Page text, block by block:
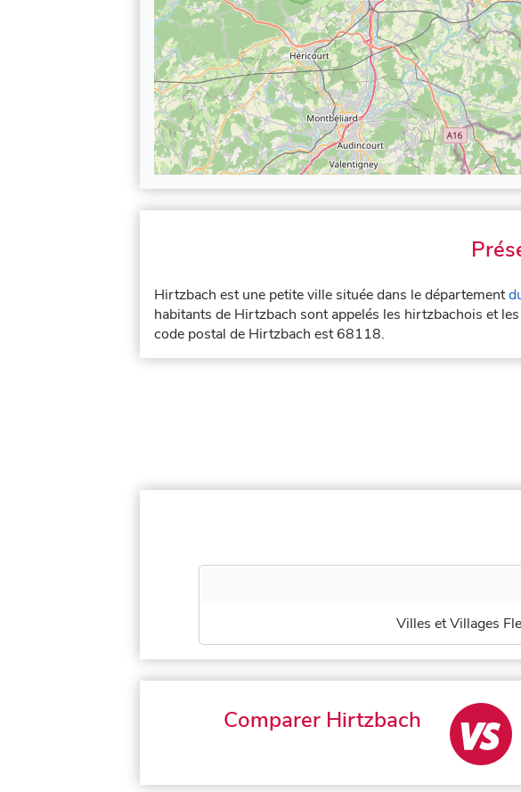
Hirtzbach est une petite ville située dans le département
habitants de Hirtzbach sont appelés les hirtzbachois et
code postal de Hirtzbach est 68118.
Villes et Villages
Comparer Hirtzbach